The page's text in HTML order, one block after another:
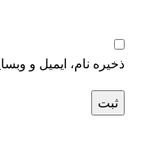
ذخیره نام، ایمیل و